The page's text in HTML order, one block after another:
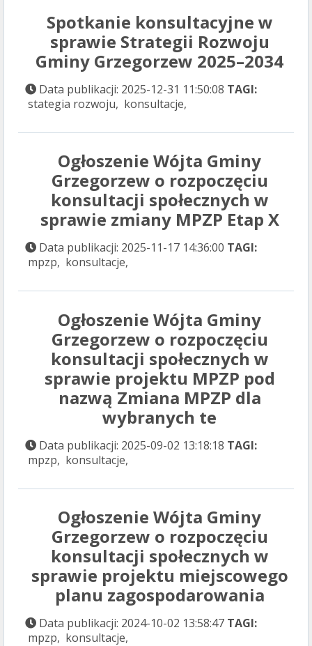
Spotkanie konsultacyjne w
sprawie Strategii Rozwoju
Gminy Grzegorzew 2025–2034
Data publikacji: 2025-12-31 11:50:08 TAGI:
stategia rozwoju, konsultacje,
Ogłoszenie Wójta Gminy
Grzegorzew o rozpoczęciu
konsultacji społecznych w
sprawie zmiany MPZP Etap X
Data publikacji: 2025-11-17 14:36:00 TAGI:
mpzp, konsultacje,
Ogłoszenie Wójta Gminy
Grzegorzew o rozpoczęciu
konsultacji społecznych w
sprawie projektu MPZP pod
nazwą Zmiana MPZP dla
wybranych te
Data publikacji: 2025-09-02 13:18:18 TAGI:
mpzp, konsultacje,
Ogłoszenie Wójta Gminy
Grzegorzew o rozpoczęciu
konsultacji społecznych w
sprawie projektu miejscowego
planu zagospodarowania
Data publikacji: 2024-10-02 13:58:47 TAGI:
mpzp, konsultacje,